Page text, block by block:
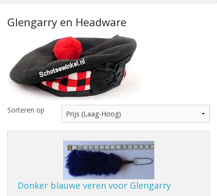
Kilt - Kleding
Highland Titles
AFGEPRIJST - UITVERKOOP
Glengarry en Headware
Sorteren op
Donker blauwe veren voor Glengarry